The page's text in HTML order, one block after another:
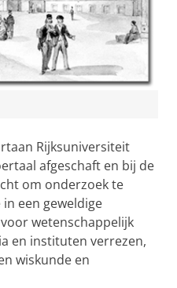
Rijksuniversiteit
afgeschaft en bij de
om onderzoek te
een geweldige
wetenschappelijk
en instituten verrezen,
wiskunde en